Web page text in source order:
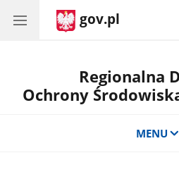
gov.pl
Regionalna
Ochrony
MENU